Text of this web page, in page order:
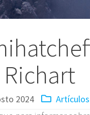
2024 Artículos